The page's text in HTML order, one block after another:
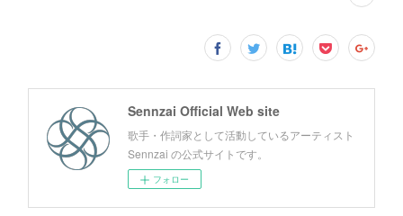
Sennzai Official Web site
歌手・作詞家として活動しているアーティスト
Sennzai の公式サイトです。
フォロー